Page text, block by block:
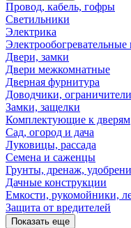
Провод, кабель, гофры
Светильники
Электрика
Двери, замки
Двери межкомнатные
Дверная фурнитура
Доводчики, ограничители
Замки, защелки
Комплектующие к дверям
Сад, огород и дача
Луковицы, рассада
Семена и саженцы
Грунты, дренаж,
Дачные конструкции
Емкости, рукомойники,
Защита от вредителей
Показать еще